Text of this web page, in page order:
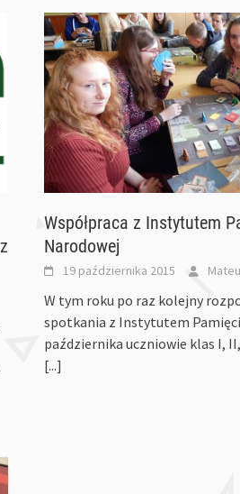
Współpraca z Instytutem
Narodowej
19 października 2015
W tym roku po raz kolejny
spotkania z Instytutem
października uczniowie klas I,
[...]